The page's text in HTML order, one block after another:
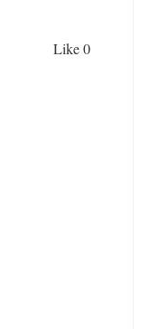
Like0